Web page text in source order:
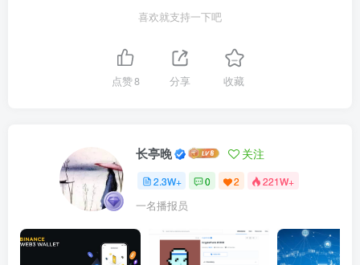
喜欢就支持一下吧
点赞8 分享 收藏
长亭晚 关注
2.3W+ 0 2 221W+
一名播报员